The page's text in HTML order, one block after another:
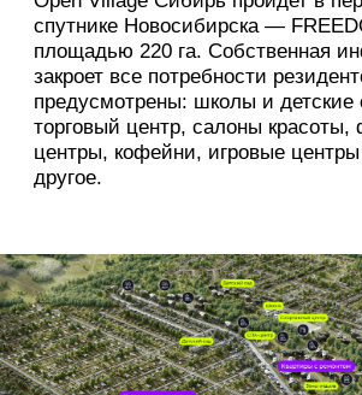
Только для гостей Open Village Сибирь
Купить билет
Новый формат —
загородные квартиры
Если вы пока не готовы к заботам об участке,
но мечтаете жить на свежем воздухе — обратите
внимание на малоэтажный комплекс домов
во FREEDOM VILLAGE.